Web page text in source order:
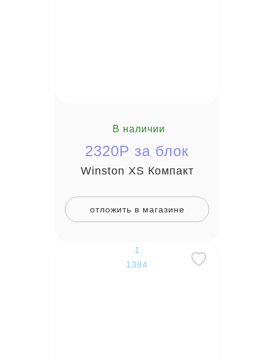
В наличии
2320P за блок
Winston XS Компакт
отложить в магазине
1
1384